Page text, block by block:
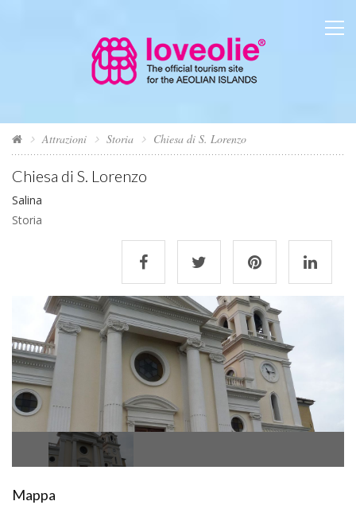
Attrazioni Storia Chiesa di S. Lorenzo
Chiesa di S. Lorenzo
Salina
Storia
Mappa